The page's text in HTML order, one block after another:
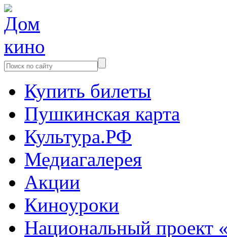
Купить билеты
Пушкинская карта
Культура.РФ
Медиагалерея
Акции
Киноуроки
Национальный проект